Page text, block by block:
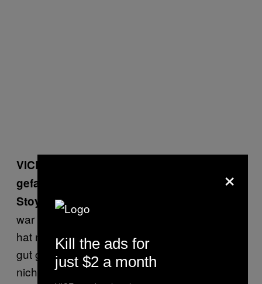
VICE: Wie hat dir die Veranstaltung
gefallen?
Stoyan:Ich war den ganzen Tag hier und es
war sehr motivierend. Der Wolf of Wall Street
hat mir als Person, Redner und Lehrer sehr
gut gefallen. Die anderen mochte ich aber
nicht, denen ging es nur darum, Sachen zu
×
Kill the ads for
just $2 a month